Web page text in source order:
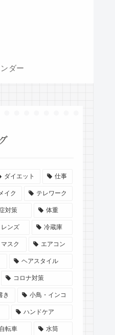
ダー
ダイエット 仕事
イク テレワーク
対策 体重
ンズ 冷蔵庫
マスク エアコン
ヘアスタイル
コロナ対策
き 小鳥・インコ
ハンドケア
自転車 水筒